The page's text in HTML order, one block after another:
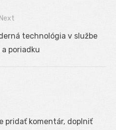
Next
technológia v službe
a poriadku
pridať komentár, doplniť